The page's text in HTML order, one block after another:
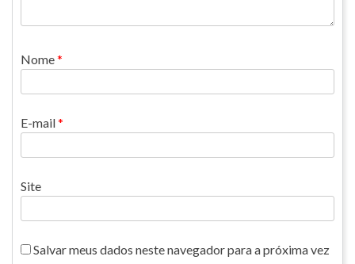
Nome*
E-mail*
Site
Salvar meus dados neste navegador para a próxima vez